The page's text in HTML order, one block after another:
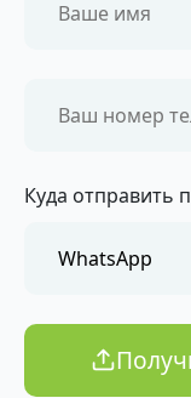
Куда отправить